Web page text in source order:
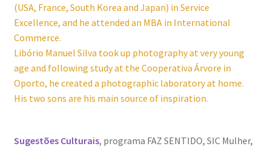
(USA, France, South Korea and Japan) in Service
Excellence, and he attended an MBA in International
Commerce.
Libório Manuel Silva took up photography at very young
age and following study at the Cooperativa Árvore in
Oporto, he created a photographic laboratory at home.
His two sons are his main source of inspiration.
Sugestões Culturais, programa FAZ SENTIDO, SIC Mulher,